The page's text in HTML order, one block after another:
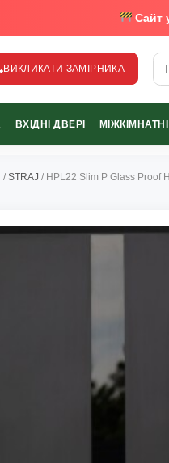
Сайт
дверей від найкращих
ВИКЛИКАТИ ЗАМІРНИКА
ВХІДНІ ДВЕРІ
/STRAJ / HPL22 Slim P Glass Proof